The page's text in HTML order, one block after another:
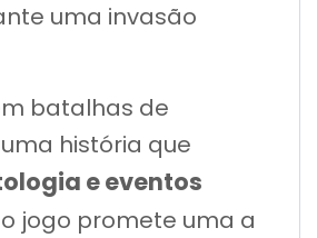
uma invasão
batalhas de
história que
e eventos
jogo promete uma a